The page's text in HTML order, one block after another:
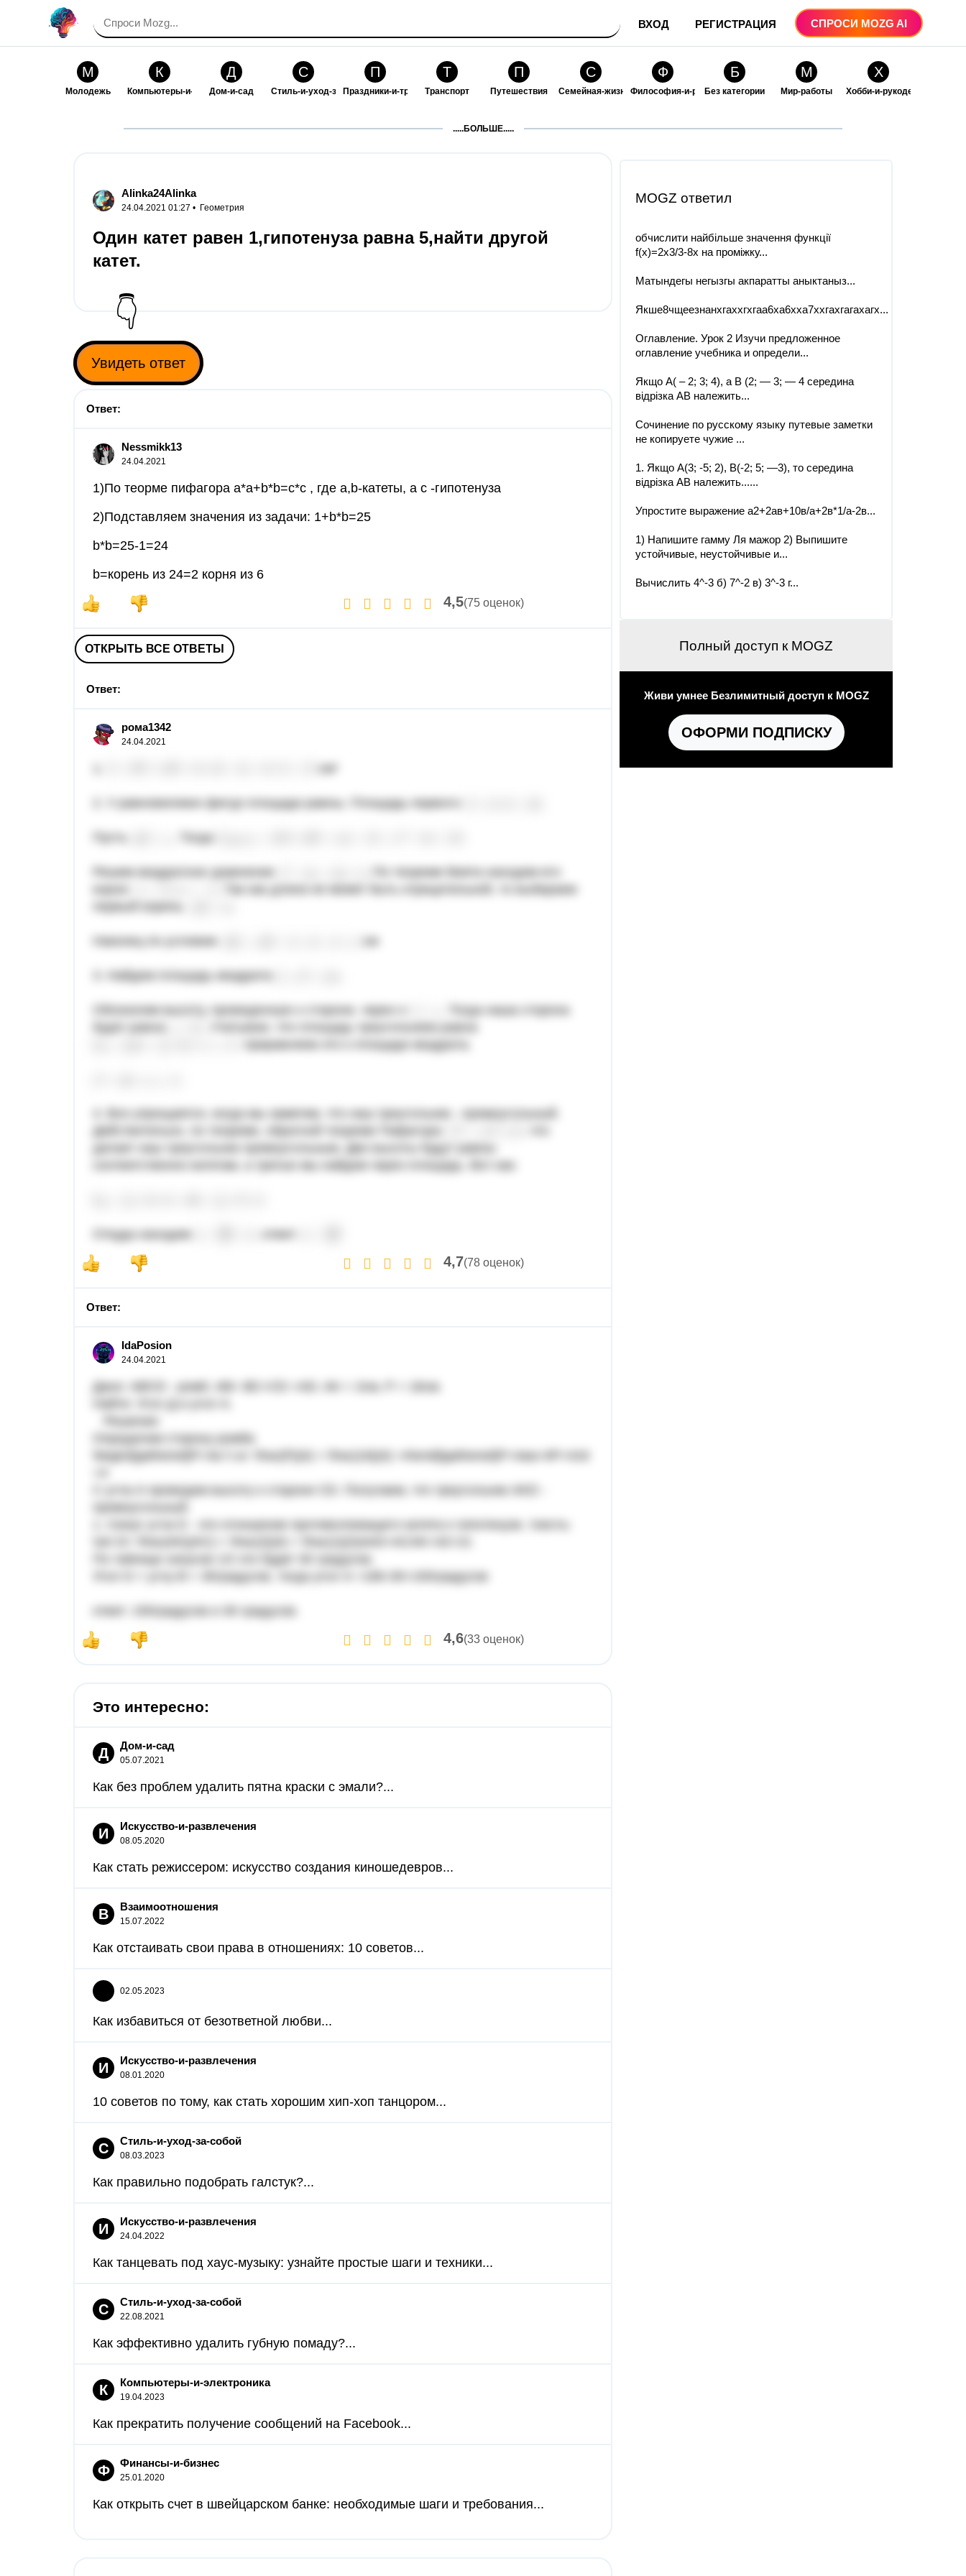
ВХОД РЕГИСТРАЦИЯ СПРОСИ MOZG AI
М
Молодежь
К
Компьютеры-и-электроника
Д
Дом-и-сад
С
Стиль-и-уход-за-собой
П
Праздники-и-традиции
Т
Транспорт
П
Путешествия
С
Семейная-жизнь
Ф
Философия-и-религия
Б
Без категории
М
Мир-работы
Х
Хобби-и-рукоделие
.....БОЛЬШЕ.....
Alinka24Alinka
24.04.2021 01:27 • Геометрия
Один катет равен 1,гипотенуза равна 5,найти другой
катет.
👇
Увидеть ответ
Ответ:
Nessmikk13
24.04.2021
1)По теорме пифагора a*a+b*b=c*c , где a,b-катеты, а с -гипотенуза
2)Подставляем значения из задачи: 1+b*b=25
b*b=25-1=24
b=корень из 24=2 корня из 6
4,5(75 оценок)
ОТКРЫТЬ ВСЕ ОТВЕТЫ
Ответ:
рома1342
24.04.2021
2. У равновеликих фигур площади равны. Площадь первого:
. Тогда
Решим квадратное уравнение
. По теореме Виета находим его
3. Найдем площадь квадрата
Обозначим высоту, проведенную к стороне, через х:
. Тогда наша сторона
. Учитывая, что площадь треугольника равна
, приравняем это к площади квадрата.
4. Все упрощается, когда мы заметим, что наш треугольник - прямоугольный.
делает наш треугольник прямоугольным. Две высоты будут равны
соответственно катетам, а третью мы найдем через площадь. Вот как:
Откуда находим
4,7(78 оценок)
Ответ:
IdaPosion
24.04.2021
Дано: ABCD - ромб, АВ= ВС=CD =AD. AK = 2см, P = 16см.
\begin{lgathered}P=4a \\ a= \frac{P}{4} = \frac{16}{4} =4\end{lgathered}P=4aa=4P​=416​
С угла А проведем высоту к стороне CD. Получаем, что треугольник AKD -
1. Синус угла D - это отношение противолежащего катета к гипотенузе, тоесть:
Угол D = углу B = 30градусов, тогда угол А =180-30=150градусов
ответ: 150градусов и 30 градусов.
4,6(33 оценок)
Это интересно:
Д Дом-и-сад
05.07.2021
Как без проблем удалить пятна краски с эмали?...
И Искусство-и-развлечения
08.05.2020
Как стать режиссером: искусство создания киношедевров...
В Взаимоотношения
15.07.2022
Как отстаивать свои права в отношениях: 10 советов...
02.05.2023
Как избавиться от безответной любви...
И Искусство-и-развлечения
08.01.2020
10 советов по тому, как стать хорошим хип-хоп танцором...
С Стиль-и-уход-за-собой
08.03.2023
Как правильно подобрать галстук?...
И Искусство-и-развлечения
24.04.2022
Как танцевать под хаус-музыку: узнайте простые шаги и техники...
С Стиль-и-уход-за-собой
22.08.2021
Как эффективно удалить губную помаду?...
К Компьютеры-и-электроника
19.04.2023
Как прекратить получение сообщений на Facebook...
Ф Финансы-и-бизнес
25.01.2020
Как открыть счет в швейцарском банке: необходимые шаги и требования...
MOGZ ответил
обчислити найбільше значення функції
f(x)=2x3/3-8x на проміжку​...
Матындегы негызгы акпаратты аныктаныз​...
Якше8чщеезнанхгаххгхгаа6ха6хха7ххгахгагахагх...
Оглавление. Урок 2 Изучи предложенное
оглавление учебника и определи...
Якщо А( – 2; 3; 4), a B (2; — 3; — 4 cередина
відрізка АВ належить​...
Сочинение по русскому языку путевые заметки
не копируете чужие ​...
1. Якщо А(3; -5; 2), B(-2; 5; —3), то середина
відрізка АВ належить......
Упростите выражение а2+2ав+10в/а+2в*1/а-2в...
1) Напишите гамму Ля мажор 2) Выпишите
устойчивые, неустойчивые и...
Вычислить 4^-3 б) 7^-2 в) 3^-3 г...
Полный доступ к MOGZ
Живи умнее Безлимитный доступ к MOGZ
ОФОРМИ ПОДПИСКУ